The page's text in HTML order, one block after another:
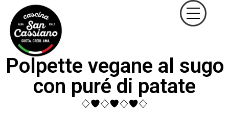
Polpette vegane al sugo
con puré di patate